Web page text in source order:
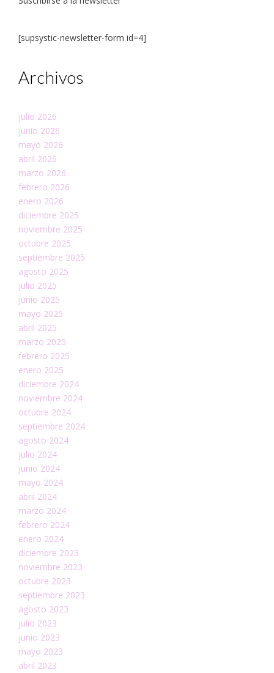
[supsystic-newsletter-form id=4]
Archivos
julio 2026
junio 2026
mayo 2026
abril 2026
marzo 2026
febrero 2026
enero 2026
diciembre 2025
noviembre 2025
octubre 2025
septiembre 2025
agosto 2025
julio 2025
junio 2025
mayo 2025
abril 2025
marzo 2025
febrero 2025
enero 2025
diciembre 2024
noviembre 2024
octubre 2024
septiembre 2024
agosto 2024
julio 2024
junio 2024
mayo 2024
abril 2024
marzo 2024
febrero 2024
enero 2024
diciembre 2023
noviembre 2023
octubre 2023
septiembre 2023
agosto 2023
julio 2023
junio 2023
mayo 2023
abril 2023